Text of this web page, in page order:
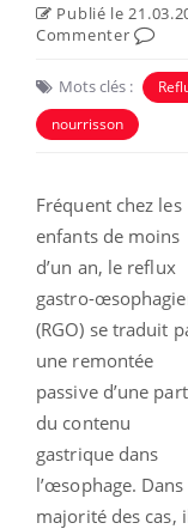
Publié le
Commenter
Mots clés :
nourrisson
Fréquent chez les
enfants de moins
d’un an, le reflux
gastro-
(RGO) se traduit
une remontée
passive d’une
du contenu
gastrique dans
l’œsophage. Dans
majorité des cas,